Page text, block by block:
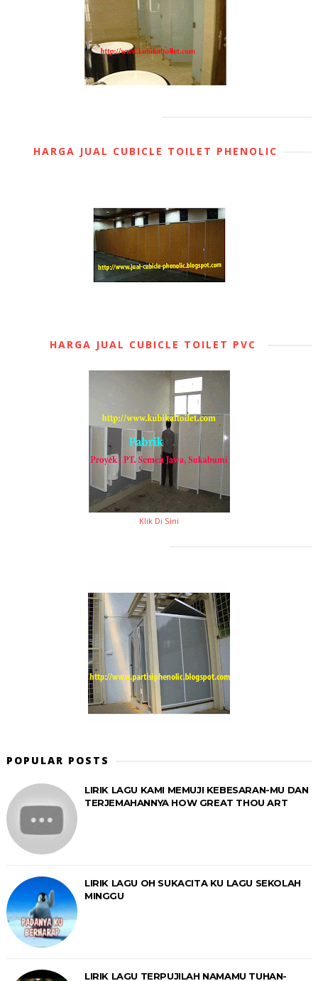
HARGA JUAL CUBICLE TOILET PHENOLIC
HARGA JUAL CUBICLE TOILET PVC
Klik Di Sini
POPULAR POSTS
LIRIK LAGU KAMI MEMUJI KEBESARAN-MU DAN
TERJEMAHANNYA HOW GREAT THOU ART
LIRIK LAGU OH SUKACITA KU LAGU SEKOLAH
MINGGU
LIRIK LAGU TERPUJILAH NAMAMU TUHAN-